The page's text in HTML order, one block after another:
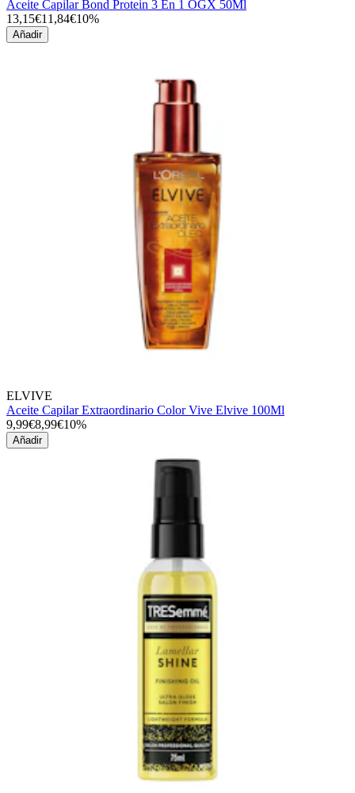
Aceite Capilar Bond Protein 3 En 1 OGX 50Ml
13,15€11,84€10%
Añadir
ELVIVE
Aceite Capilar Extraordinario Color Vive Elvive 100Ml
9,99€8,99€10%
Añadir